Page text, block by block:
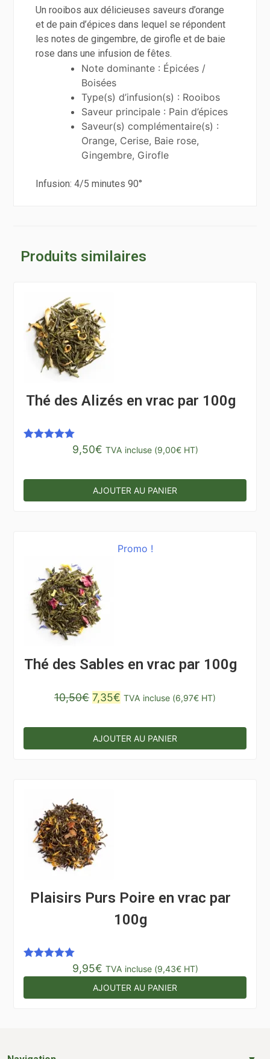
Un rooibos aux délicieuses saveurs d’orange
et de pain d’épices dans lequel se répondent
les notes de gingembre, de girofle et de baie
rose dans une infusion de fêtes.
Note dominante : Épicées /
Boisées
Type(s) d’infusion(s) : Rooibos
Saveur principale : Pain d’épices
Saveur(s) complémentaire(s) :
Orange, Cerise, Baie rose,
Gingembre, Girofle
Infusion: 4/5 minutes 90°
Produits similaires
Thé des Alizés en vrac par 100g
9,50€ TVA incluse (9,00€HT)
AJOUTER AU PANIER
Promo !
Thé des Sables en vrac par 100g
10,50€ Le
initial
était :
7,35€ Le
actuel
est :
TVA incluse (6,97€ HT)
AJOUTER AU PANIER
Plaisirs Purs Poire en vrac par
100g
9,95€ TVA incluse (9,43€HT)
AJOUTER AU PANIER